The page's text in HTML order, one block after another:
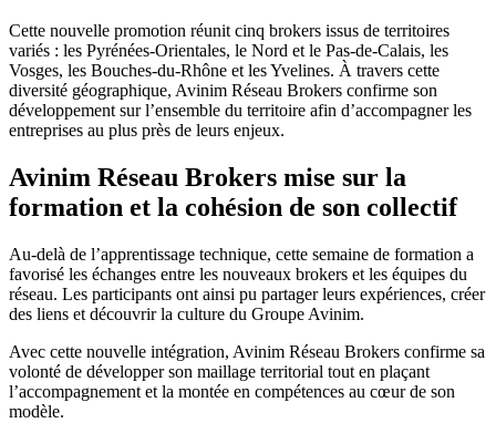
Cette nouvelle promotion réunit cinq brokers issus de territoires
variés : les Pyrénées-Orientales, le Nord et le Pas-de-Calais, les
Vosges, les Bouches-du-Rhône et les Yvelines. À travers cette
diversité géographique, Avinim Réseau Brokers confirme son
développement sur l’ensemble du territoire afin d’accompagner les
entreprises au plus près de leurs enjeux.
Avinim Réseau Brokers mise sur la
formation et la cohésion de son collectif
Au-delà de l’apprentissage technique, cette semaine de formation a
favorisé les échanges entre les nouveaux brokers et les équipes du
réseau. Les participants ont ainsi pu partager leurs expériences, créer
des liens et découvrir la culture du Groupe Avinim.
Avec cette nouvelle intégration, Avinim Réseau Brokers confirme sa
volonté de développer son maillage territorial tout en plaçant
l’accompagnement et la montée en compétences au cœur de son
modèle.